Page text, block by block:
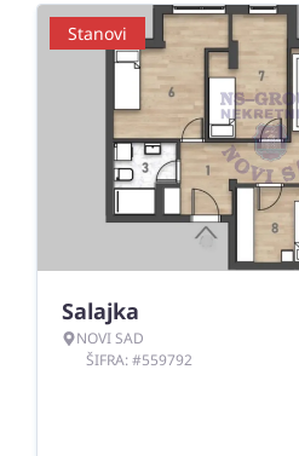
Stanovi
Salajka
NOVI SAD
ŠIFRA: #559792